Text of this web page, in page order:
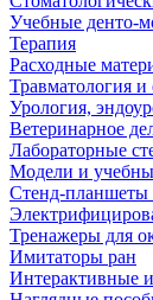
Учебные денто-
Терапия
Расходные
Травматология и
Урология,
Ветеринарное
Лабораторные
Модели и
Стенд-планшеты
Тренажеры для
Имитаторы ран
Интерактивные